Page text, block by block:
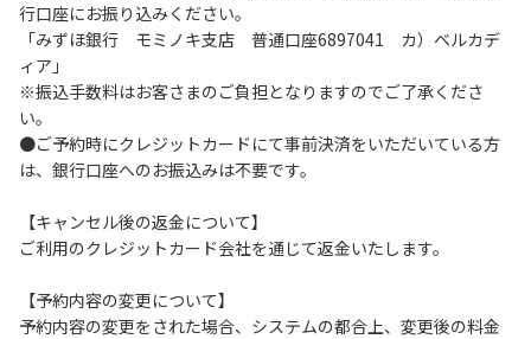
１０．不可抗力以外の事由により建造物、家具、備品、その
他の物品を損傷、紛失、汚染させた場合には、相当額を弁償
していただくことがあります。
１１．当ベースキャンプ内（駐車場を含む）での事故や盗難
などにつきましては、一切の責任を負いかねます。
１２．車中で宿泊される場合は、必ずエンジンを停止してく
ださい。
１４．21時～翌朝６時の間キャンプ場内での車輌の移動はご
遠慮ください。
【当ベースキャンプでの禁止事項】
行口座にお振り込みください。
「みずほ銀行 モミノキ支店 普通口座6897041 カ）ベルカデ
ィア」
※振込手数料はお客さまのご負担となりますのでご了承くださ
い。
●ご予約時にクレジットカードにて事前決済をいただいている方
は、銀行口座へのお振込みは不要です。
【キャンセル後の返金について】
ご利用のクレジットカード会社を通じて返金いたします。
【予約内容の変更について】
予約内容の変更をされた場合、システムの都合上、変更後の料金